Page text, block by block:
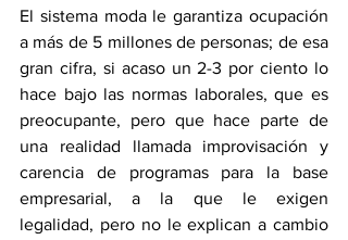
El sistema moda le garantiza ocupación
a más de 5 millones de personas; de esa
gran cifra, si acaso un 2-3 por ciento lo
hace bajo las normas laborales, que es
preocupante, pero que hace parte de
una realidad llamada improvisación y
carencia de programas para la base
empresarial, a la que le exigen
legalidad, pero no le explican a cambio